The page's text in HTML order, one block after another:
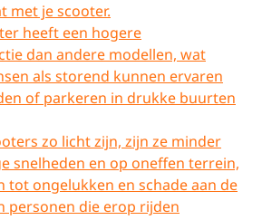
met je scooter.
heeft een hogere
dan andere modellen, wat
als storend kunnen ervaren
of parkeren in drukke buurten
zo licht zijn, zijn ze minder
snelheden en op oneffen terrein,
tot ongelukken en schade aan de
personen die erop rijden